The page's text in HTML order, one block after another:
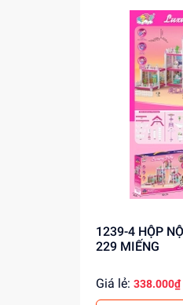
1239-4 HỘP NỘI THẤT NHÀ LẦU
229 MIẾNG
Giá lẻ: 338.000₫